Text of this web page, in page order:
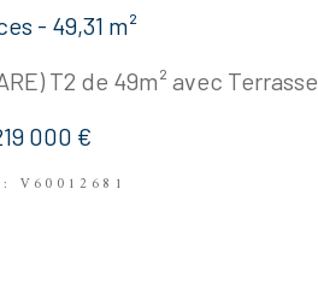
- 49,31 m²
T2 de 49m² avec Terrasse
000 €
V60012681